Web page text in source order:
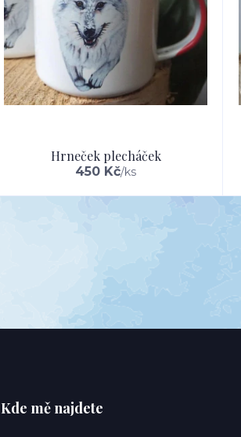
Hrneček plecháček
450 Kč/ks
Kde mě najdete